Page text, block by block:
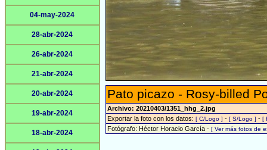
04-may-2024
28-abr-2024
26-abr-2024
21-abr-2024
20-abr-2024
19-abr-2024
18-abr-2024
Pato picazo - Rosy-billed
Archivo: 20210403/1351_hhg_2.jpg
Exportar la foto con los datos: [ C/Logo ] - [ S/Logo ] - [
Fotógrafo: Héctor Horacio García - [ Ver más fotos de